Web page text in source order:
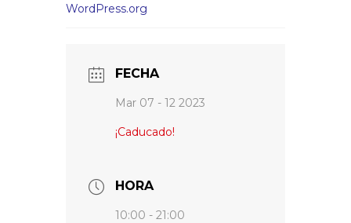
WordPress.org
FECHA
Mar 07 - 12 2023
¡Caducado!
HORA
10:00 - 21:00